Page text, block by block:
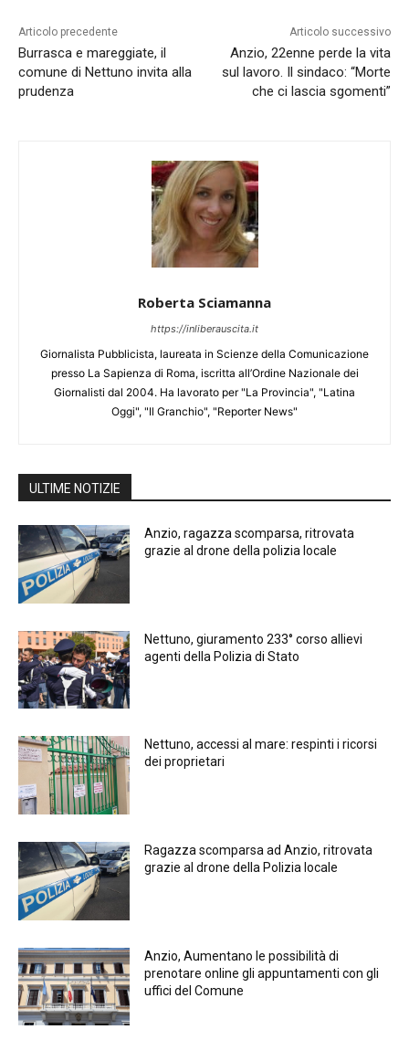
Articolo precedente
Burrasca e mareggiate, il
comune di Nettuno invita alla
prudenza
Articolo successivo
Anzio, 22enne perde la vita
sul lavoro. Il sindaco: “Morte
che ci lascia sgomenti”
Roberta Sciamanna
https://inliberauscita.it
Giornalista Pubblicista, laureata in Scienze della Comunicazione
presso La Sapienza di Roma, iscritta all’Ordine Nazionale dei
Giornalisti dal 2004. Ha lavorato per "La Provincia", "Latina
Oggi", "Il Granchio", "Reporter News"
ULTIME NOTIZIE
Anzio, ragazza scomparsa, ritrovata
grazie al drone della polizia locale
Nettuno, giuramento 233° corso allievi
agenti della Polizia di Stato
Nettuno, accessi al mare: respinti i ricorsi
dei proprietari
Ragazza scomparsa ad Anzio, ritrovata
grazie al drone della Polizia locale
Anzio, Aumentano le possibilità di
prenotare online gli appuntamenti con gli
uffici del Comune